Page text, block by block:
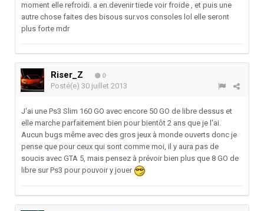
moment elle refroidi. a en.devenir tiede voir froide , et puis une
autre chose faites des bisous sur.vos consoles lol elle seront
plus forte mdr
Riser_Z 0
Posté(e) 30 juillet 2013
J'ai une Ps3 Slim 160 GO avec encore 50 GO de libre dessus et
elle marche parfaitement bien pour bientôt 2 ans que je l'ai.
Aucun bugs même avec des gros jeux à monde ouverts donc je
pense que pour ceux qui sont comme moi, il y aura pas de
soucis avec GTA 5, mais pensez à prévoir bien plus que 8 GO de
libre sur Ps3 pour pouvoir y jouer